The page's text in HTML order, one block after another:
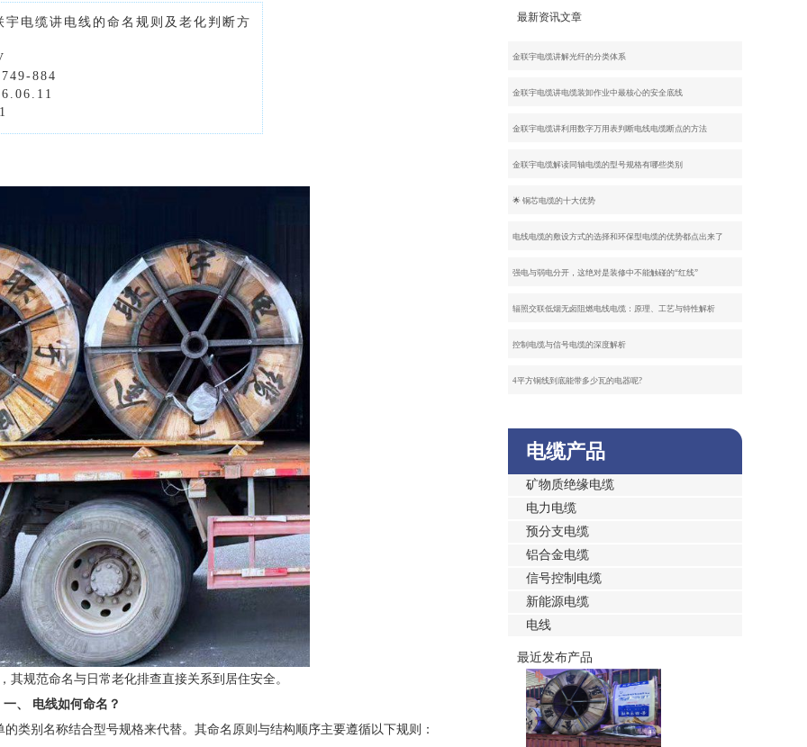
宇电缆讲电线的命名规则及老化判断方
884
其规范命名与日常老化排查直接关系到居住安全。
一、 电线如何命名？
类别名称结合型号规格来代替。其命名原则与结构顺序主要遵循以下规则：
最新资讯文章
金联宇电缆讲解光纤的分类体系
金联宇电缆讲电缆装卸作业中最核心的安全底线
金联宇电缆讲利用数字万用表判断电线电缆断点的方法
金联宇电缆解读同轴电缆的型号规格有哪些类别
🌟 铜芯电缆的十大优势
电线电缆的敷设方式的选择和环保型电缆的优势都点出来了
强电与弱电分开，这绝对是装修中不能触碰的“红线”
辐照交联低烟无卤阻燃电线电缆：原理、工艺与特性解析
控制电缆与信号电缆的深度解析
4平方铜线到底能带多少瓦的电器呢?
电缆产品
矿物质绝缘电缆
电力电缆
预分支电缆
铝合金电缆
信号控制电缆
新能源电缆
电线
最近发布产品